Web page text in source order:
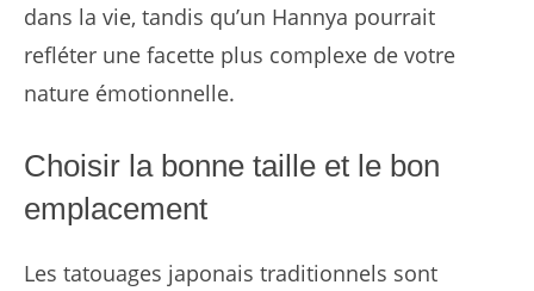
dans la vie, tandis qu’un Hannya pourrait
refléter une facette plus complexe de votre
nature émotionnelle.
Choisir la bonne taille et le bon
emplacement
Les tatouages japonais traditionnels sont